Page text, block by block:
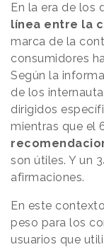
En la era de los
línea entre la
marca de la
consumidores
Según la
de los
dirigidos
mientras que el
son útiles. Y un
afirmaciones.
En este
peso para los
usuarios que